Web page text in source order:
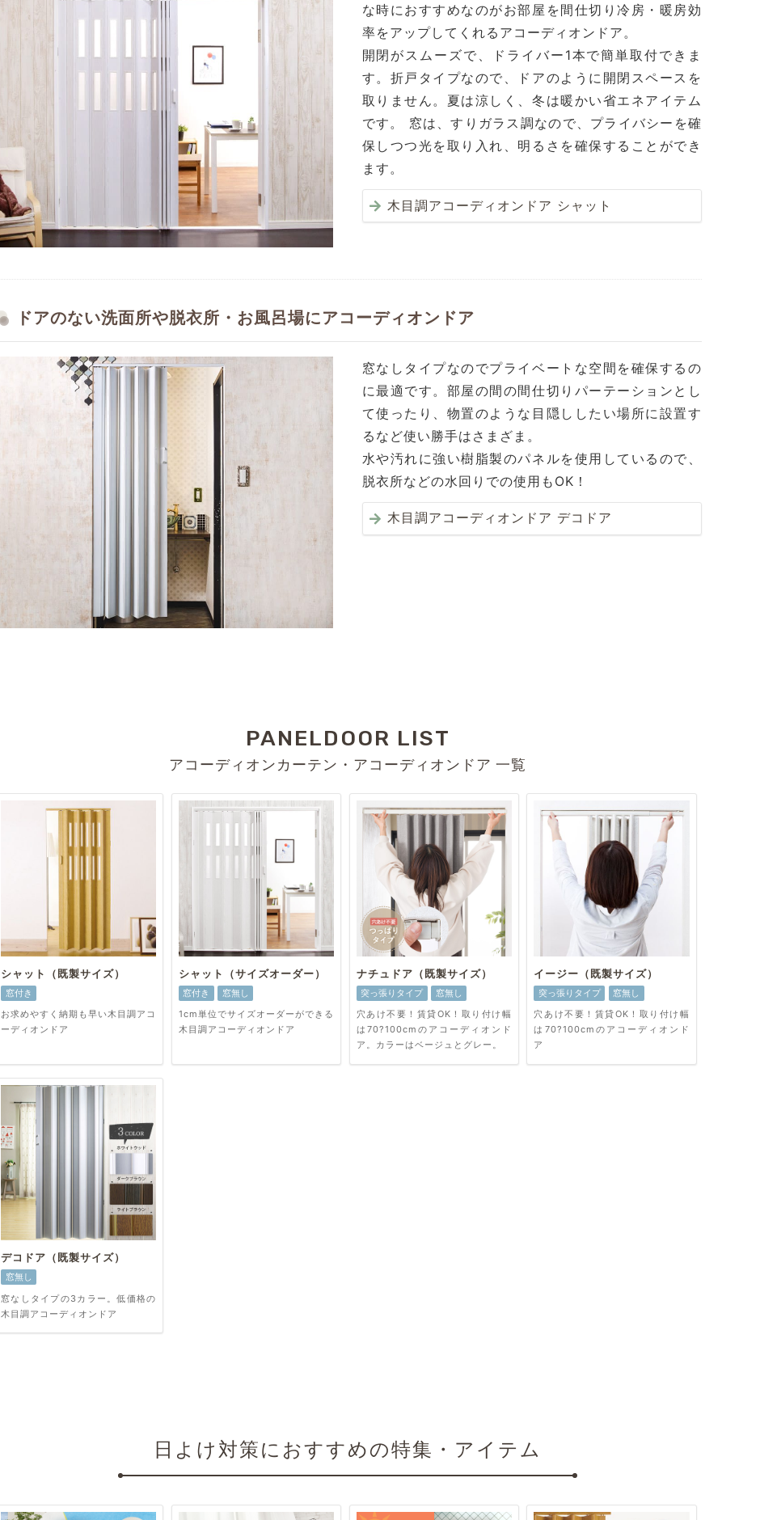
な時におすすめなのがお部屋を間仕切り冷房・暖房効
率をアップしてくれるアコーディオンドア。
開閉がスムーズで、ドライバー1本で簡単取付できま
す。折戸タイプなので、ドアのように開閉スペースを
取りません。夏は涼しく、冬は暖かい省エネアイテム
です。 窓は、すりガラス調なので、プライバシーを確
保しつつ光を取り入れ、明るさを確保することができ
ます。
木目調アコーディオンドア シャット
ドアのない洗面所や脱衣所・お風呂場にアコーディオンドア
窓なしタイプなのでプライベートな空間を確保するの
に最適です。部屋の間の間仕切りパーテーションとし
て使ったり、物置のような目隠ししたい場所に設置す
るなど使い勝手はさまざま。
水や汚れに強い樹脂製のパネルを使用しているので、
脱衣所などの水回りでの使用もOK！
木目調アコーディオンドア デコドア
PANELDOOR LIST
アコーディオンカーテン・アコーディオンドア 一覧
シャット（既製サイズ）
窓付き
お求めやすく納期も早い木目調アコ
ーディオンドア
シャット（サイズオーダー）
窓付き
窓無し
1cm単位でサイズオーダーができる
木目調アコーディオンドア
ナチュドア（既製サイズ）
突っ張りタイプ
窓無し
穴あけ不要！賃貸OK！取り付け幅
は70?100cmのアコーディオンド
ア。カラーはベージュとグレー。
イージー（既製サイズ）
突っ張りタイプ
窓無し
穴あけ不要！賃貸OK！取り付け幅
は70?100cmのアコーディオンド
ア
デコドア（既製サイズ）
窓無し
窓なしタイプの3カラー。低価格の
木目調アコーディオンドア
日よけ対策におすすめの特集・アイテム